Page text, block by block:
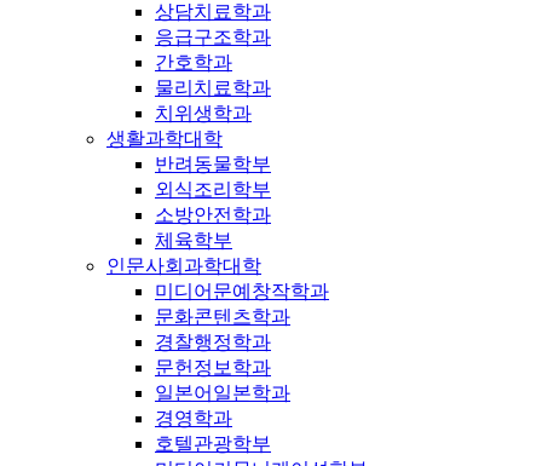
상담치료학과
응급구조학과
간호학과
물리치료학과
치위생학과
생활과학대학
반려동물학부
외식조리학부
소방안전학과
체육학부
인문사회과학대학
미디어문예창작학과
문화콘텐츠학과
경찰행정학과
문헌정보학과
일본어일본학과
경영학과
호텔관광학부